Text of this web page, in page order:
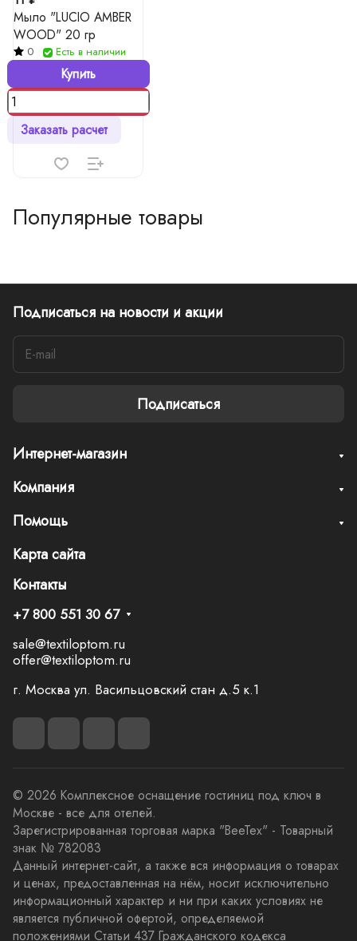
Мыло "LUCIO AMBER
WOOD" 20 гр
0 Есть в наличии
Купить
Заказать расчет
Популярные товары
Подписаться на новости и акции
Подписаться
Интернет-магазин
Компания
Помощь
Карта сайта
Контакты
+7 800 551 30 67
sale@textiloptom.ru
offer@textiloptom.ru
г. Москва ул. Васильцовский стан д.5 к.1
© 2026 Комплексное оснащение гостиниц под ключ в
Москве - все для отелей.
Зарегистрированная торговая марка "BeeTex" - Товарный
знак № 782083
Данный интернет-сайт, а также вся информация о товарах
и ценах, предоставленная на нём, носит исключительно
информационный характер и ни при каких условиях не
является публичной офертой, определяемой
положениями Статьи 437 Гражданского кодекса